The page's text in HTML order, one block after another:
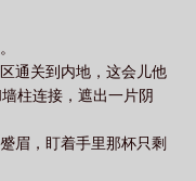
通关到内地，这会儿他
柱连接，遮出一片阴
眉，盯着手里那杯只剩